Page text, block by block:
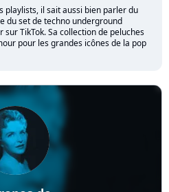
playlists, il sait aussi bien parler du
du set de techno underground
TikTok. Sa collection de peluches
pour les grandes icônes de la pop